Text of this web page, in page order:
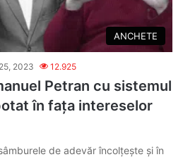
ANCHETE
2023 12.925
Petran cu sistemul
în fața intereselor
de adevăr încolțește și în